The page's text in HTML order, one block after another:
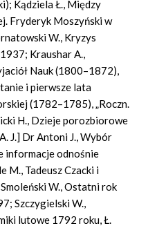
Kądziela Ł., Między
Fryderyk Moszyński w
W., Kryzys
Kraushar A.,
Nauk (1800–1872),
i pierwsze lata
(1782–1785), „Roczn.
H., Dzieje porozbiorowe
J.] Dr Antoni J., Wybór
informacje odnośnie
M., Tadeusz Czacki i
W., Ostatni rok
Szczygielski W.,
lutowe 1792 roku, Ł.